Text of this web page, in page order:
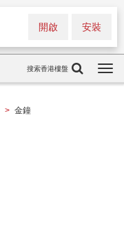
安裝
開啟
搜索香港樓盤
> 金鐘